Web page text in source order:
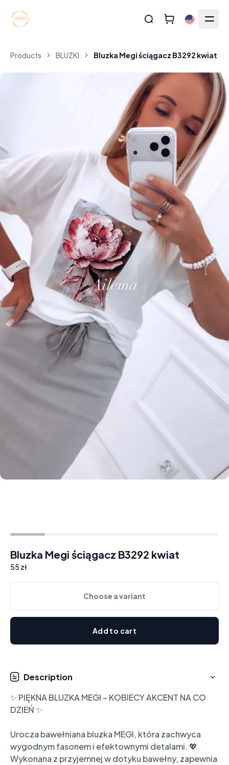
Products BLUZKI Bluzka Megi ściągacz B3292 kwiat
Bluzka Megi ściągacz B3292 kwiat
55 zł
Choose a variant
Add to cart
Description
✨ PIĘKNA BLUZKA MEGI – KOBIECY AKCENT NA CO
DZIEŃ ✨
Urocza bawełniana bluzka MEGI, która zachwyca
wygodnym fasonem i efektownymi detalami. 💖
Wykonana z przyjemnej w dotyku bawełny, zapewnia